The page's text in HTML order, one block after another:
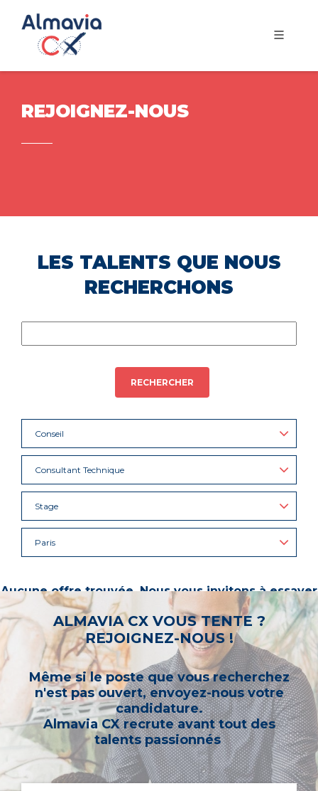
REJOIGNEZ-NOUS
LES TALENTS QUE NOUS
RECHERCHONS
RECHERCHER
Conseil
Consultant Technique
Stage
Paris
Aucune offre trouvée. Nous vous invitons à essayer
d’autres mots-clés ou à sélectionner un « métier ».
ALMAVIA CX VOUS TENTE ?
REJOIGNEZ-NOUS !
Même si le poste que vous recherchez
n'est pas ouvert, envoyez-nous votre
candidature.
Almavia CX recrute avant tout des
talents passionnés